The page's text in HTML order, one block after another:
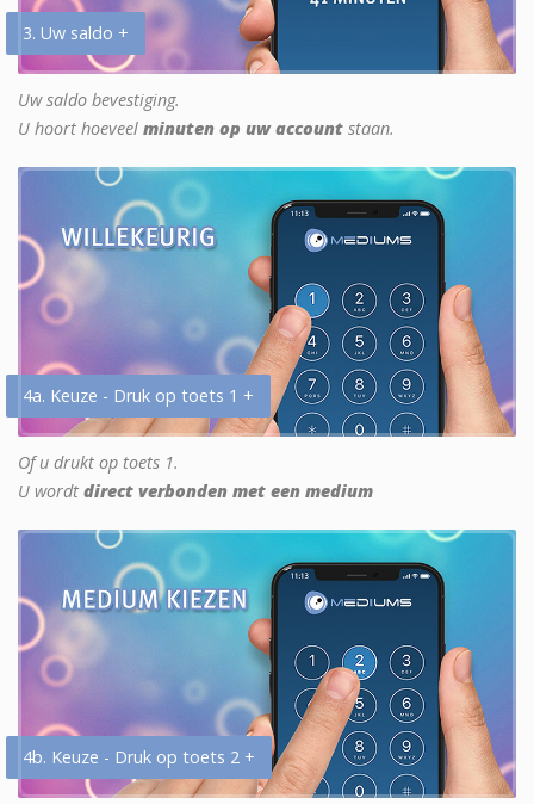
3. Uw saldo +
Uw saldo bevestiging.
U hoort hoeveel minuten op uw account staan.
4a. Keuze - Druk op toets 1 +
Of u drukt op toets 1.
U wordt direct verbonden met een medium
4b. Keuze - Druk op toets 2 +